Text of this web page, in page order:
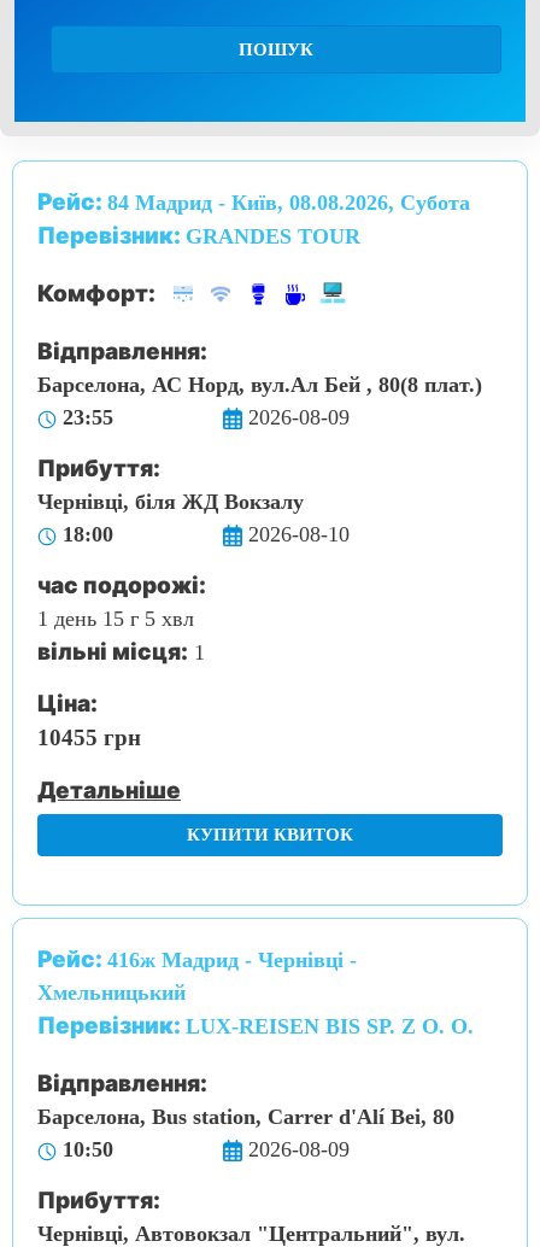
ПОШУК
Рейс: 84 Мадрид - Київ, 08.08.2026, Субота
Перевізник: GRANDES TOUR
Комфорт:
Відправлення:
Барселона, АС Норд, вул.Ал Бей , 80(8 плат.)
23:55
2026-08-09
Прибуття:
Чернівці, біля ЖД Вокзалу
18:00
2026-08-10
час подорожі:
1 день 15 г 5 хвл
вільні місця: 1
Ціна:
10455 грн
Детальніше
КУПИТИ КВИТОК
Рейс: 416ж Мадрид - Чернівці -
Хмельницький
Перевізник: LUX-REISEN BIS SP. Z O. O.
Відправлення:
Барселона, Bus station, Carrer d'Alí Bei, 80
10:50
2026-08-09
Прибуття:
Чернівці, Автовокзал "Центральний", вул.